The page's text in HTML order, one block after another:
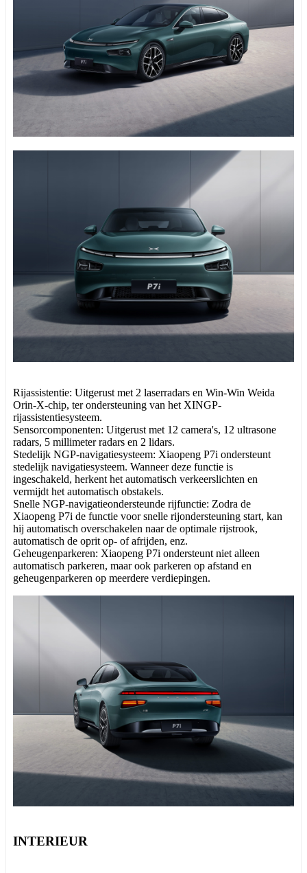
Rijassistentie: Uitgerust met 2 laserradars en Win-Win Weida
Orin-X-chip, ter ondersteuning van het XINGP-
rijassistentiesysteem.
Sensorcomponenten: Uitgerust met 12 camera's, 12 ultrasone
radars, 5 millimeter radars en 2 lidars.
Stedelijk NGP-navigatiesysteem: Xiaopeng P7i ondersteunt
stedelijk navigatiesysteem. Wanneer deze functie is
ingeschakeld, herkent het automatisch verkeerslichten en
vermijdt het automatisch obstakels.
Snelle NGP-navigatieondersteunde rijfunctie: Zodra de
Xiaopeng P7i de functie voor snelle rijondersteuning start, kan
hij automatisch overschakelen naar de optimale rijstrook,
automatisch de oprit op- of afrijden, enz.
Geheugenparkeren: Xiaopeng P7i ondersteunt niet alleen
automatisch parkeren, maar ook parkeren op afstand en
geheugenparkeren op meerdere verdiepingen.
INTERIEUR